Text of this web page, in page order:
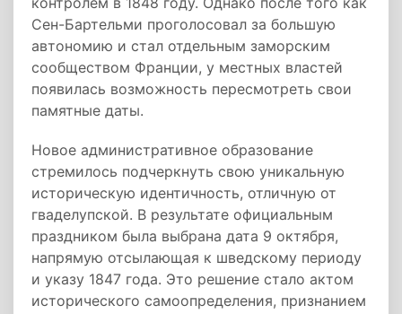
Сен-Бартельми проголосовал за большую
автономию и стал отдельным заморским
сообществом Франции, у местных властей
появилась возможность пересмотреть свои
памятные даты.
Новое административное образование
стремилось подчеркнуть свою уникальную
историческую идентичность, отличную от
гваделупской. В результате официальным
праздником была выбрана дата 9 октября,
напрямую отсылающая к шведскому периоду
и указу 1847 года. Это решение стало актом
исторического самоопределения, признанием